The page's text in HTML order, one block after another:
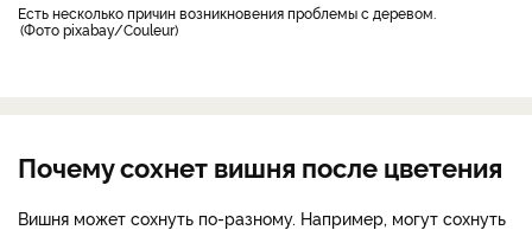
Есть несколько причин возникновения проблемы с деревом.
Фото pixabay/Couleur
Почему сохнет вишня после цветения
Вишня может сохнуть по-разному. Например, могут сохнуть